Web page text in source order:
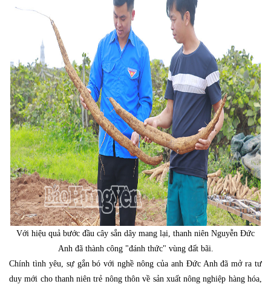
Với hiệu quả bước đầu cây sắn dây mang lại, thanh niên Nguyễn Đức
Anh đã thành công "đánh thức" vùng đất bãi.
Chính tình yêu, sự gắn bó với nghề nông của anh Đức Anh đã mở ra tư
duy mới cho thanh niên trẻ nông thôn về sản xuất nông nghiệp hàng hóa,